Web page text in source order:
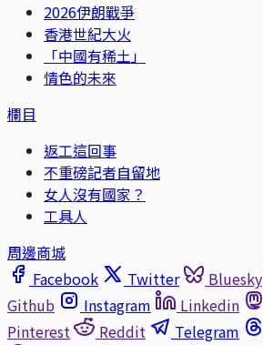
2026伊朗戰爭
香港世紀大火
「中國有稀土」
情色的未來
欄目
返工這回事
不重磅記者自留地
女人沒有國家？
工具人
周邊商城
Facebook
Twitter Bluesky
Github
Instagram Linkedin
Pinterest
Reddit Telegram